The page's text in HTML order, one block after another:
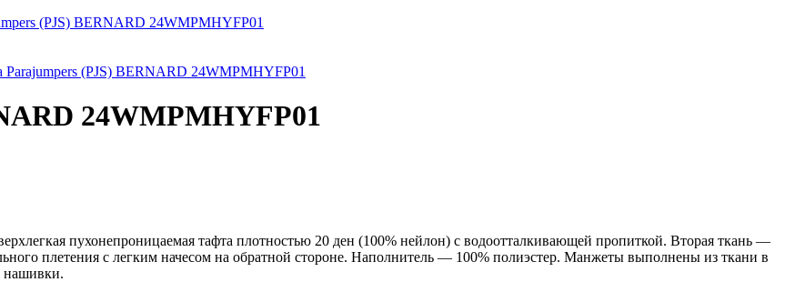
(PJS) BERNARD 24WMPMHYFP01
24WMPMHYFP01
пухонепроницаемая тафта плотностью 20 ден (100% нейлон) с водоотталкивающей пропиткой. Вторая ткань —
плетения с легким начесом на обратной стороне. Наполнитель — 100% полиэстер. Манжеты выполнены из ткани в
нашивки.